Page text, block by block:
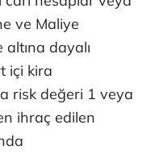
ve Maliye
dayalı
içi kira
risk değeri 1 veya
ihraç edilen